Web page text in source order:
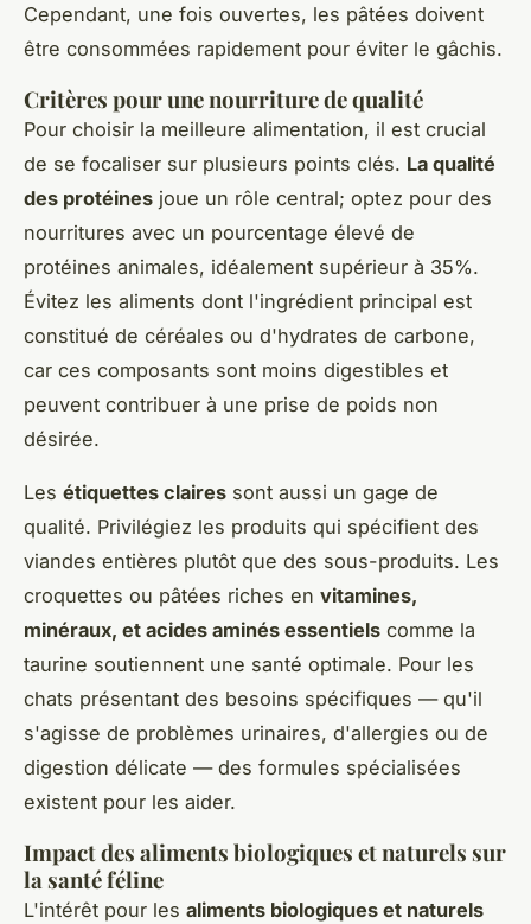
Cependant, une fois ouvertes, les pâtées doivent
être consommées rapidement pour éviter le gâchis.
Critères pour une nourriture de qualité
Pour choisir la meilleure alimentation, il est crucial
de se focaliser sur plusieurs points clés. La qualité
des protéines joue un rôle central; optez pour des
nourritures avec un pourcentage élevé de
protéines animales, idéalement supérieur à 35%.
Évitez les aliments dont l'ingrédient principal est
constitué de céréales ou d'hydrates de carbone,
car ces composants sont moins digestibles et
peuvent contribuer à une prise de poids non
désirée.
Les étiquettes claires sont aussi un gage de
qualité. Privilégiez les produits qui spécifient des
viandes entières plutôt que des sous-produits. Les
croquettes ou pâtées riches en vitamines,
minéraux, et acides aminés essentiels comme la
taurine soutiennent une santé optimale. Pour les
chats présentant des besoins spécifiques — qu'il
s'agisse de problèmes urinaires, d'allergies ou de
digestion délicate — des formules spécialisées
existent pour les aider.
Impact des aliments biologiques et naturels sur
la santé féline
L'intérêt pour les aliments biologiques et naturels